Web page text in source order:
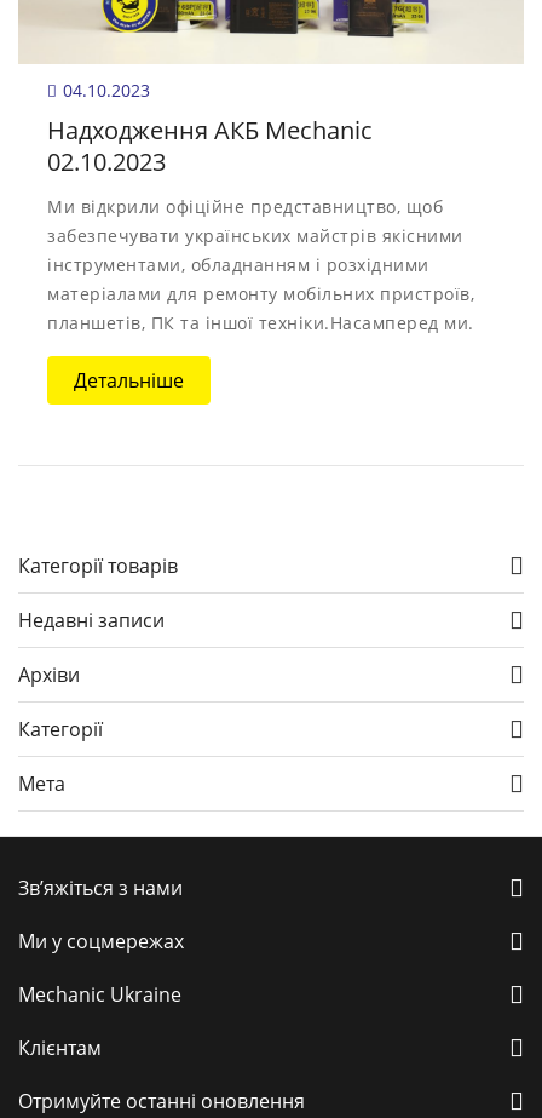
04.10.2023
Надходження АКБ Mechanic
02.10.2023
Ми відкрили офіційне представництво, щоб
забезпечувати українських майстрів якісними
інструментами, обладнанням і розхідними
матеріалами для ремонту мобільних пристроїв,
планшетів, ПК та іншої техніки.Насамперед ми.
Детальніше
Категорії товарів
Недавні записи
Архіви
Категорії
Мета
Зв’яжіться з нами
Ми у соцмережах
Mechanic Ukraine
Клієнтам
Отримуйте останні оновлення